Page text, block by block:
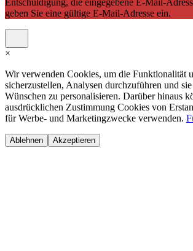
Entschuldigung, die eingegebene E-Mail-
geben Sie eine gültige E-Mail-Adresse ein.
×
Wir verwenden Cookies, um die Funktionalität
sicherzustellen, Analysen durchzuführen und
Wünschen zu personalisieren. Darüber hinaus
ausdrücklichen Zustimmung Cookies von
für Werbe- und Marketingzwecke verwenden.
Ablehnen Akzeptieren